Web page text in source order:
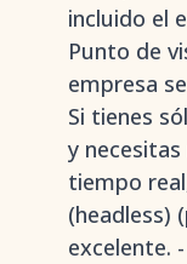
incluido el
Punto de
empresa
Si tienes
y
tiempo
(headless)
excelente.